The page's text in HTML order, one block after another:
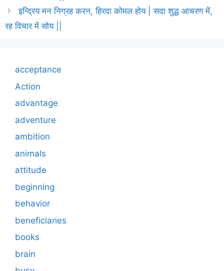
इन्द्रिय मन निग्रह करन, हिरदा कोमल होय | सदा शुद्ध आचरण में,
रह विचार में सोय ||
acceptance
Action
advantage
adventure
ambition
animals
attitude
beginning
behavior
beneficiaries
books
brain